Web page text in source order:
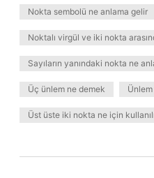
Nokta sembolü ne anlama gelir
Noktalı virgül ve iki nokta
Sayıların yanındaki nokta ne
Üç ünlem ne demek
Üst üste iki nokta ne için